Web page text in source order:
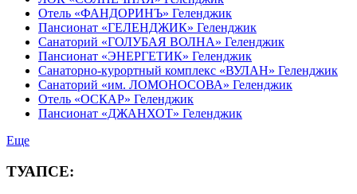
Отель «ФАНДОРИНЪ» Геленджик
Пансионат «ГЕЛЕНДЖИК» Геленджик
Санаторий «ГОЛУБАЯ ВОЛНА» Геленджик
Пансионат «ЭНЕРГЕТИК» Геленджик
Санаторно-курортный комплекс «ВУЛАН» Геленджик
Санаторий «им. ЛОМОНОСОВА» Геленджик
Отель «ОСКАР» Геленджик
Пансионат «ДЖАНХОТ» Геленджик
Еще
ТУАПСЕ: